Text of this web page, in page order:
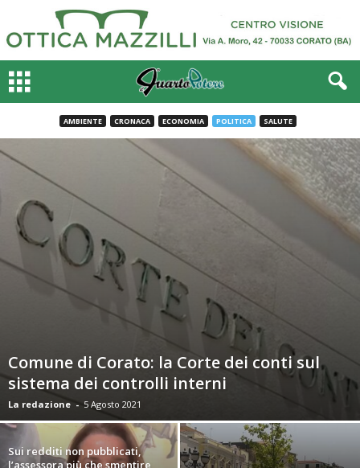
AMBIENTE CRONACA ECONOMIA POLITICA SALUTE
Comune di Corato: la Corte dei conti sul
sistema dei controlli interni
La redazione - 5 Agosto 2021
Sui redditi non pubblicati,
l’assessora più che smentire